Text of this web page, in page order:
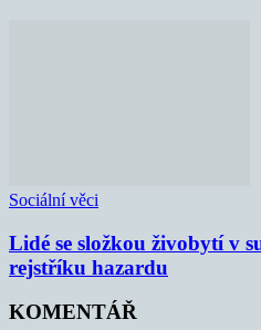
Sociální věci
Lidé se složkou živobytí v
rejstříku hazardu
KOMENTÁŘ